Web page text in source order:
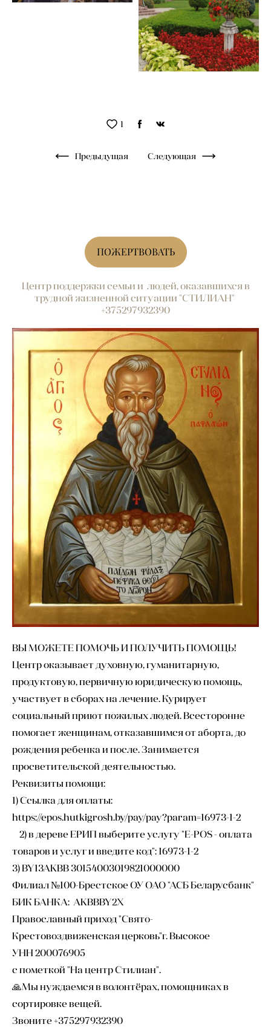
1
Предыдущая Следующая
ПОЖЕРТВОВАТЬ
Центр поддержки семьи и людей, оказавшихся в
трудной жизненной ситуации "СТИЛИАН"
+375297932390
ВЫ МОЖЕТЕ ПОМОЧЬ И ПОЛУЧИТЬ ПОМОЩЬ!
Центр оказывает духовную, гуманитарную,
продуктовую, первичную юридическую помощь,
участвует в сборах на лечение. Курирует
социальный приют пожилых людей. Всесторонне
помогает женщинам, отказавшимся от аборта, до
рождения ребенка и после. Занимается
просветительской деятельностью.
Реквизиты помощи:
1) Ссылка для оплаты:
https://epos.hutkigrosh.by/pay/pay?param=16973-1-2
2) в дереве ЕРИП выберите услугу "E-POS - оплата
товаров и услуг и введите код": 16973-1-2
3) BY13AKBB 30154003019821000000
Филиал №100-Брестское ОУ ОАО "АСБ Беларусбанк"
БИК БАНКА: AKBBBY2X
Православный приход "Свято-
Крестовоздвиженская церковь"г. Высокое
УНН 200076905
с пометкой "На центр Стилиан".
🙏Мы нуждаемся в волонтёрах, помощниках в
сортировке вещей.
Звоните +375297932390